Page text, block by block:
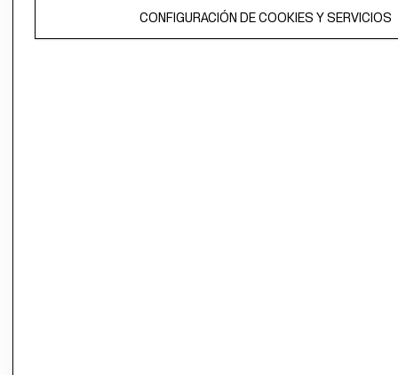
El contenido de esta página web está protegido por copyright y es
CONFIGURACIÓN DE COOKIES Y SERVICIOS